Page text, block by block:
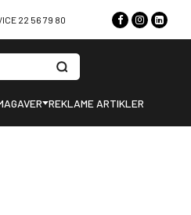
22 56 79 80
REKLAME ARTIKLER